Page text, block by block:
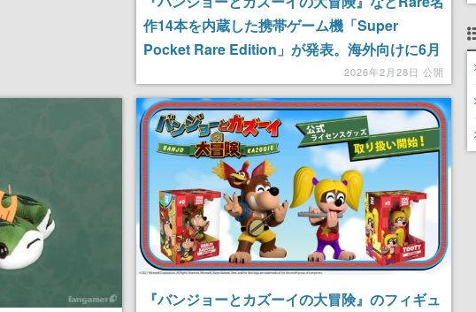
作14本を内蔵した携帯ゲーム機「Super
Pocket Rare Edition」が発表。海外向けに6月
2026年2月28日 公開
『バンジョーとカズーイの大冒険』のフィギュ